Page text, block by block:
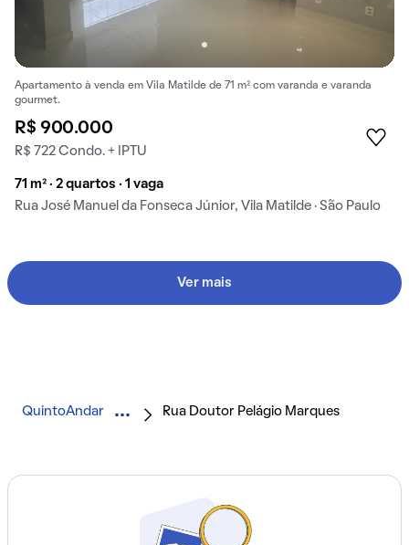
Apartamento à venda em Vila Matilde de 71 m² com varanda e varanda
gourmet.
R$ 900.000
R$ 722 Condo. + IPTU
71 m² · 2 quartos · 1 vaga
Rua José Manuel da Fonseca Júnior, Vila Matilde · São Paulo
Ver mais
QuintoAndar Rua Doutor Pelágio Marques